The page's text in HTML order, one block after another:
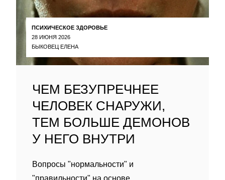
ПСИХИЧЕСКОЕ ЗДОРОВЬЕ
28 ИЮНЯ 2026
БЫКОВЕЦ ЕЛЕНА
ЧЕМ БЕЗУПРЕЧНЕЕ
ЧЕЛОВЕК СНАРУЖИ,
ТЕМ БОЛЬШЕ ДЕМОНОВ
У НЕГО ВНУТРИ
Вопросы "нормальности" и
"правильности" на основе